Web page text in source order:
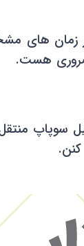
رو در
ضروری هست.